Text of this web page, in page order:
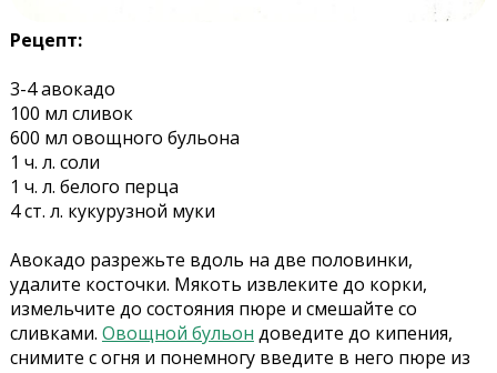
Рецепт:
3-4 авокадо
100 мл сливок
600 мл овощного бульона
1 ч. л. соли
1 ч. л. белого перца
4 ст. л. кукурузной муки
Авокадо разрежьте вдоль на две половинки,
удалите косточки. Мякоть извлеките до корки,
измельчите до состояния пюре и смешайте со
сливками. Овощной бульон доведите до кипения,
снимите с огня и понемногу введите в него пюре из